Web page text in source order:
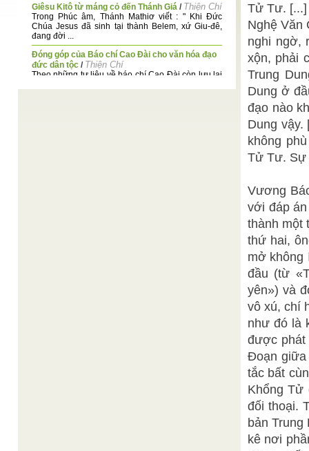
Giêsu Kitô từ máng cỏ đến Thánh Giá / Thiện Chí
Trong Phúc âm, Thánh Mathiơ viết : " Khi Đức
Chúa Jesus đã sinh tại thành Belem, xứ Giu-đê,
đang đời ...
Đóng góp của Báo chí Cao Đài cho văn hóa đạo
đức dân tộc / Thiện Chí
Theo những tư liệu về báo chí Cao Đài còn lưu lại
Tử Tư. [...]
Nghệ Văn
nghi ngờ,
xộn, phải
Trung
Dung ở
đạo nào
Dung vậy.
không
Tử Tư. Sự
Vương
với đáp
thành một
thứ hai,
mở không
đầu (từ
yên») và
vô xú, chí
như đó là
được phát
Đoạn giữa
tắc bất
Khổng Tử
đối thoại.
bản
kê nơi